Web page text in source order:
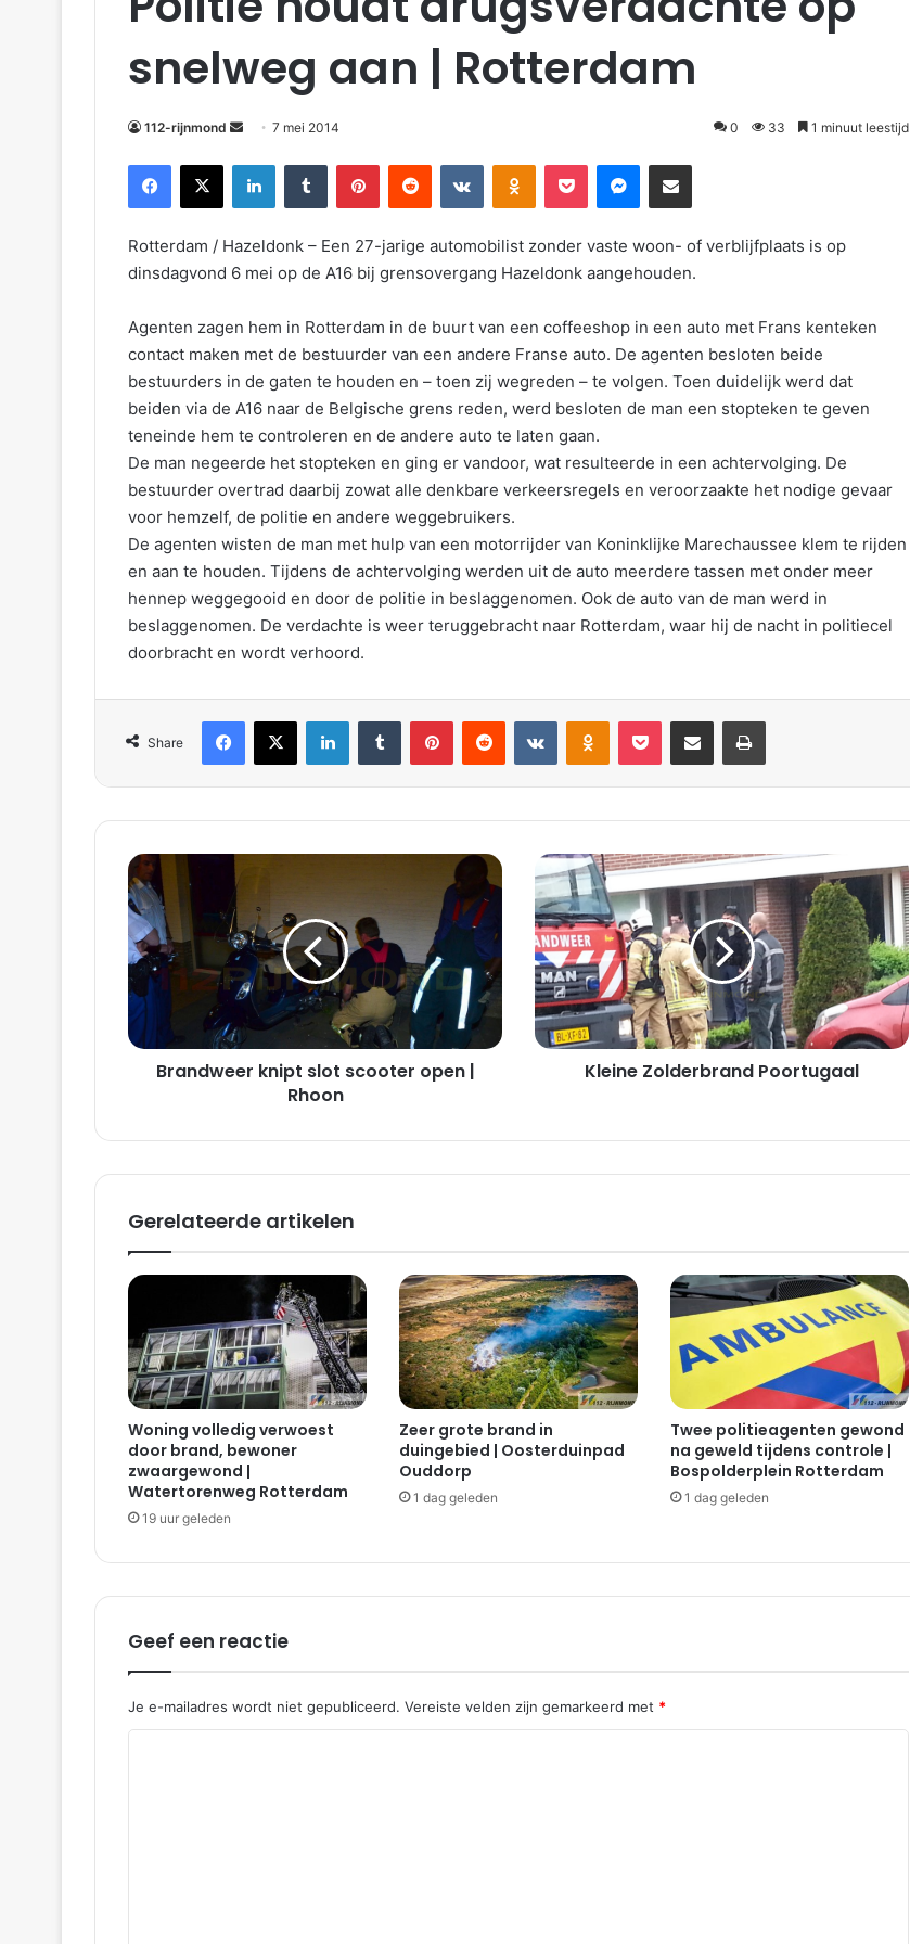
snelweg aan | Rotterdam
112-rijnmond 7 mei 2014 0 33 1 minuut leestijd
Facebook X LinkedIn Tumblr Pinterest Reddit VKontakte Odnoklassniki Pocket Messenger Deel via E-mail
Rotterdam / Hazeldonk – Een 27-jarige automobilist zonder vaste woon- of verblijfplaats is op
dinsdagvond 6 mei op de A16 bij grensovergang Hazeldonk aangehouden.
Agenten zagen hem in Rotterdam in de buurt van een coffeeshop in een auto met Frans kenteken
contact maken met de bestuurder van een andere Franse auto. De agenten besloten beide
bestuurders in de gaten te houden en – toen zij wegreden – te volgen. Toen duidelijk werd dat
beiden via de A16 naar de Belgische grens reden, werd besloten de man een stopteken te geven
teneinde hem te controleren en de andere auto te laten gaan.
De man negeerde het stopteken en ging er vandoor, wat resulteerde in een achtervolging. De
bestuurder overtrad daarbij zowat alle denkbare verkeersregels en veroorzaakte het nodige gevaar
voor hemzelf, de politie en andere weggebruikers.
De agenten wisten de man met hulp van een motorrijder van Koninklijke Marechaussee klem te rijden
en aan te houden. Tijdens de achtervolging werden uit de auto meerdere tassen met onder meer
hennep weggegooid en door de politie in beslaggenomen. Ook de auto van de man werd in
beslaggenomen. De verdachte is weer teruggebracht naar Rotterdam, waar hij de nacht in politiecel
doorbracht en wordt verhoord.
Share
Facebook X LinkedIn Tumblr Pinterest Reddit VKontakte Odnoklassniki Pocket Deel via E-mail Print
B
r
a
n
d
w
e
e
r
p
o
t
o
t
e
o
p
e
n
|
o
n
Brandweer knipt slot scooter open |
Rhoon
K
l
e
i
n
e
Z
o
l
b
P
o
o
r
t
u
g
a
a
l
Kleine Zolderbrand Poortugaal
Gerelateerde artikelen
Woning volledig verwoest
door brand, bewoner
zwaargewond |
Watertorenweg Rotterdam
19 uur geleden
Zeer grote brand in
duingebied | Oosterduinpad
Ouddorp
1 dag geleden
Twee politieagenten gewond
na geweld tijdens controle |
Bospolderplein Rotterdam
1 dag geleden
Geef een reactie
Je e-mailadres wordt niet gepubliceerd. Vereiste velden zijn gemarkeerd met *